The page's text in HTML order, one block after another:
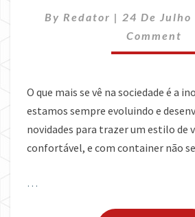
SUA
CASA
By Redator | 24 De Julho
Comment
O que mais se vê na sociedade é a
estamos sempre evoluindo e
novidades para trazer um estilo de
confortável, e com container não
…